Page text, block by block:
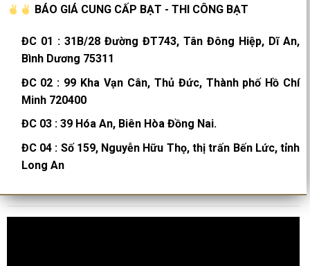
BÁO GIÁ CUNG CẤP BẠT - THI CÔNG BẠT
ĐC 01 :31B/28 Đường ĐT743, Tân Đông Hiệp, Dĩ An,
Bình Dương 75311
ĐC 02 : 99 Kha Vạn Cân, Thủ Đức, Thành phố Hồ Chí
Minh 720400
ĐC 03 :39 Hóa An, Biên Hòa Đồng Nai.
ĐC 04 : Số 159, Nguyễn Hữu Thọ, thị trấn Bến Lức, tỉnh
Long An